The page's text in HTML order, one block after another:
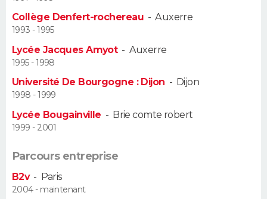
Alimentation
Guide de la santé
Maladies
Médicaments
Sommeil
VOYAGE
Destinations
City break
Voyage nature
Voyage de noces
Forum
Climat
+
PHOTO
GUIDES D'ACHAT
BONS PLANS
Carte de Noël
Carte Bonne année
Carte Saint-Valentin
Carte Pâques
Carte d'anniversaire
Dictionnaire
Biographies
Citations
Expressions
Proverbes
PROGRAMME TV
Collège Denfert-rochereau -Auxerre
1993 - 1995
Lycée Jacques Amyot- Auxerre
1995 - 1998
Université De Bourgogne : Dijon - Dijon
1998 - 1999
Lycée Bougainville - Brie comte robert
1999 - 2001
Parcours entreprise
B2v- Paris
2004 - maintenant